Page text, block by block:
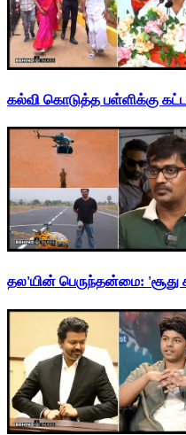
கல்வி கொடுத்த பள்ளிக்கு
தல'யின் பெருந்தன்மை: 'சூது